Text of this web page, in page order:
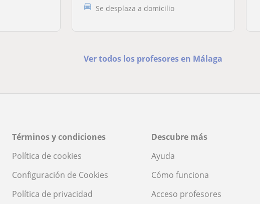
Se desplaza a domicilio
Ver todos los profesores en Málaga
Términos y condiciones
Política de cookies
Configuración de Cookies
Política de privacidad
Descubre más
Ayuda
Cómo funciona
Acceso profesores